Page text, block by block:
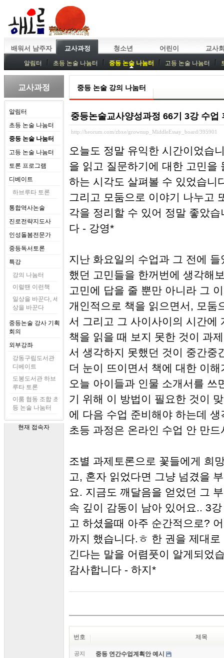
배워서 남주자 교사과정 청소년 어린이 교사
알림터 초등 논술 나눔터 중등 논술 나눔터 고등 논술 나눔터
중등독서토론
특강 중등논술 강사 기획회의 외부강좌
교사과정
알림터
초등 논술 나눔터
중등 논술 나눔터
고등 논술 나눔터
토론 프로그램
디베이트
하브루타 토론
통합역사논술
진로전략지도사
인성돌봄전문가
중등독서토론
특강
강의 나눔터
이럴땐 이런책
일상을 바꾼다, 세
상을 바꾼다
중등논술 강사 기획
회의
외부강좌
강동구립도서관
디베이트
도봉도서관 하브
루타 토론
이룸 협동 조합 초
등 논술 나눔터
현재 접속자
중등 논술 강의 나눔터
중등논술교사양성과정 66기 3강 수업
http://heorum.com/zbxe/grownup_MiddleEssay_board/395901
오늘도 정말 유익한 시간이었습
을 읽고 질문하기에 대한 고민을
하는 시각도 살펴볼 수 있었습니
그리고 모둠으로 이야기 나누고
각을 정리할 수 있어 정말 좋았
다 - 강영*
지난 화요일의 수업과 그 전에
했던 고민들을 한꺼번에 생각해
고민에 답을 줄 뿐만 아니라 그
개인적으로 책을 읽으면서, 모둠
서 그리고 그 사이사이의 시간에
책을 읽을 때 보지 못한 것이 과
서 생각하지 못했던 것이 중간중
더 눈이 뜨이면서 책에 대한 이
오늘 아이들과 인물 소개서를 쓰
기 위해 이 방법이 필요한 것이
에 다음 수업 준비해야 하는데
초등 과정은 온라인 수업 안 만
조별 과제토론으로 꽃들에게 희
고, 혼자 읽었다면 그냥 넘겼을
요. 지금도 깨달음을 얻었던 그
속 깊이 감동이 남아 있어요.. 3
고 하셨을때 아주 순간적으로?
까지 했습니다.ㅎ 한 권을 제대
긴다는 말을 어렴풋이 알게되었
감사합니다 - 하지*
번호 제목
공지 중등 연간수업계획안 예시